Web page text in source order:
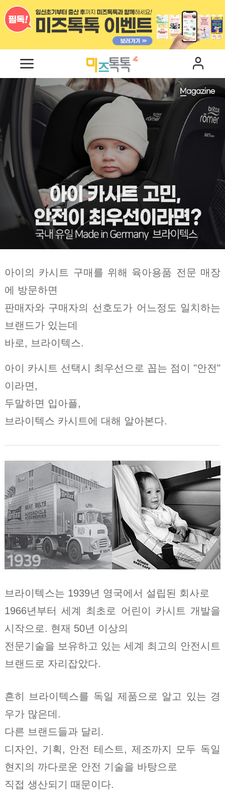
아이의 카시트 구매를 위해 육아용품 전문 매장
에 방문하면
판매자와 구매자의 선호도가 어느정도 일치하는
브랜드가 있는데
바로, 브라이텍스.
아이 카시트 선택시 최우선으로 꼽는 점이 "안전"
이라면,
두말하면 입아플,
브라이텍스 카시트에 대해 알아본다.
브라이텍스는 1939년 영국에서 설립된 회사로
1966년부터 세계 최초로 어린이 카시트 개발을
시작으로. 현재 50년 이상의
전문기술을 보유하고 있는 세계 최고의 안전시트
브랜드로 자리잡았다.
흔히 브라이텍스를 독일 제품으로 알고 있는 경
우가 많은데.
다른 브랜드들과 달리.
디자인, 기획, 안전 테스트, 제조까지 모두 독일
현지의 까다로운 안전 기술을 바탕으로
직접 생산되기 때문이다.